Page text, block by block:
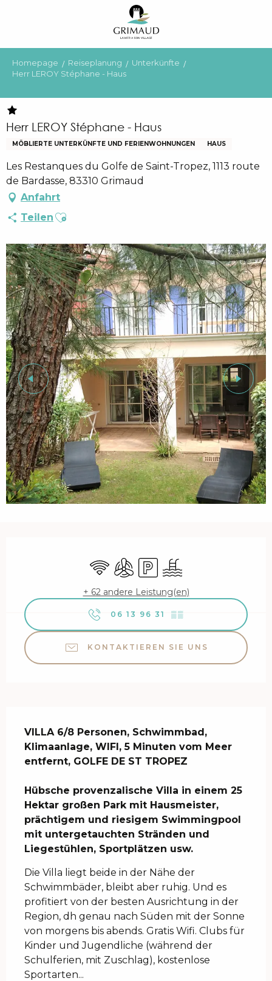
principal
Homepage Reiseplanung
Unterkünfte
Herr LEROY Stéphane - Haus
Herr LEROY Stéphane - Haus
MÖBLIERTE UNTERKÜNFTE UND FERIENWOHNUNGEN HAUS
Les Restanques du Golfe de Saint-Tropez, 1113 route
de Bardasse, 83310 Grimaud
Anfahrt
Teilen Ajouter aux favoris
Wi-Fi Klimaanlage
ParkplatzSchwimmbad
+ 62 andere Leistung(en)
06 13 96 31 ▒▒
KONTAKTIEREN SIE UNS
VILLA 6/8 Personen, Schwimmbad,
Klimaanlage, WIFI, 5 Minuten vom Meer
entfernt, GOLFE DE ST TROPEZ
Hübsche provenzalische Villa in einem 25
Hektar großen Park mit Hausmeister,
prächtigem und riesigem Swimmingpool
mit untergetauchten Stränden und
Liegestühlen, Sportplätzen usw.
Die Villa liegt beide in der Nähe der
Schwimmbäder, bleibt aber ruhig. Und es
profitiert von der besten Ausrichtung in der
Region, dh genau nach Süden mit der Sonne
von morgens bis abends. Gratis Wifi. Clubs für
Kinder und Jugendliche (während der
Schulferien, mit Zuschlag), kostenlose
Sportarten...